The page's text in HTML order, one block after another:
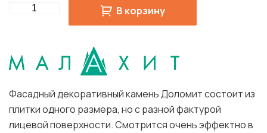
Quantity В корзину
Фасадный декоративный камень Доломит состоит из
плитки одного размера, но с разной фактурой
лицевой поверхности. Смотрится очень эффектно в